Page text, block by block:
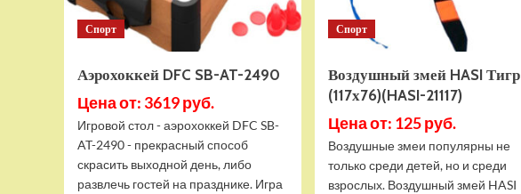
Спорт
Аэрохоккей DFC SB-AT-2490
Цена от: 3619 руб.
Игровой стол - аэрохоккей DFC SB-
AT-2490 - прекрасный способ
скрасить выходной день, либо
развлечь гостей на празднике. Игра
Спорт
Воздушный змей HASI Тигр
(117х76)(HASI-21117)
Цена от: 125 руб.
Воздушные змеи популярны не
только среди детей, но и среди
взрослых. Воздушный змей HASI